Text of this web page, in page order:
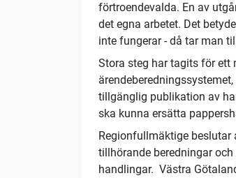
förtroendevalda. En av
det egna arbetet. Det
inte fungerar - då tar man
Stora steg har tagits för ett
tillgänglig publikation av
ska kunna ersätta
Regionfullmäktige beslutar
tillhörande beredningar
handlingar. Västra